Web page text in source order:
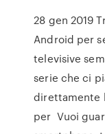
28 gen 2019
Android per
televisive
serie che ci
direttamente
per Vuoi